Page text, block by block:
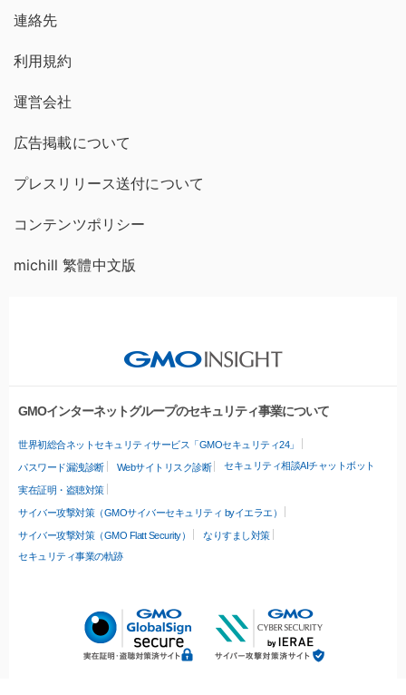
連絡先
利用規約
運営会社
広告掲載について
プレスリリース送付について
コンテンツポリシー
michill 繁體中文版
GMOインターネットグループのセキュリティ事業について
世界初総合ネットセキュリティサービス「GMOセキュリティ24」
パスワード漏洩診断 Webサイトリスク診断 セキュリティ相談AIチャットボット
実在証明・盗聴対策
サイバー攻撃対策（GMOサイバーセキュリティ byイエラエ）
サイバー攻撃対策（GMO Flatt Security）
なりすまし対策
セキュリティ事業の軌跡